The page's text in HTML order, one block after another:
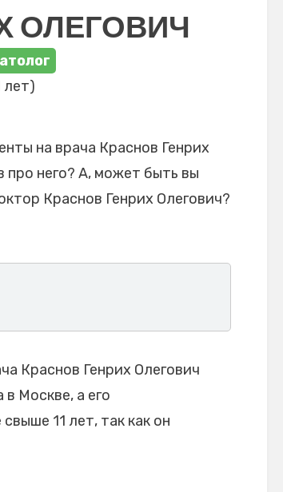
ОЛЕГОВИЧ
лет)
на врача Краснов Генрих
про него? А, может быть вы
Краснов Генрих Олегович?
Краснов Генрих Олегович
Москве, а его
11 лет, так как он